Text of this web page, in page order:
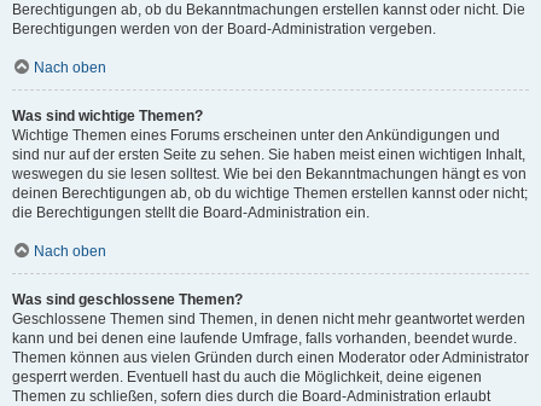
Berechtigungen ab, ob du Bekanntmachungen erstellen kannst oder nicht. Die
Berechtigungen werden von der Board-Administration vergeben.
Nach oben
Was sind wichtige Themen?
Wichtige Themen eines Forums erscheinen unter den Ankündigungen und
sind nur auf der ersten Seite zu sehen. Sie haben meist einen wichtigen Inhalt,
weswegen du sie lesen solltest. Wie bei den Bekanntmachungen hängt es von
deinen Berechtigungen ab, ob du wichtige Themen erstellen kannst oder nicht;
die Berechtigungen stellt die Board-Administration ein.
Nach oben
Was sind geschlossene Themen?
Geschlossene Themen sind Themen, in denen nicht mehr geantwortet werden
kann und bei denen eine laufende Umfrage, falls vorhanden, beendet wurde.
Themen können aus vielen Gründen durch einen Moderator oder Administrator
gesperrt werden. Eventuell hast du auch die Möglichkeit, deine eigenen
Themen zu schließen, sofern dies durch die Board-Administration erlaubt